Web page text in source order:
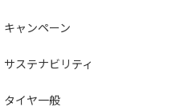
キャンペーン
サステナビリティ
タイヤ一般